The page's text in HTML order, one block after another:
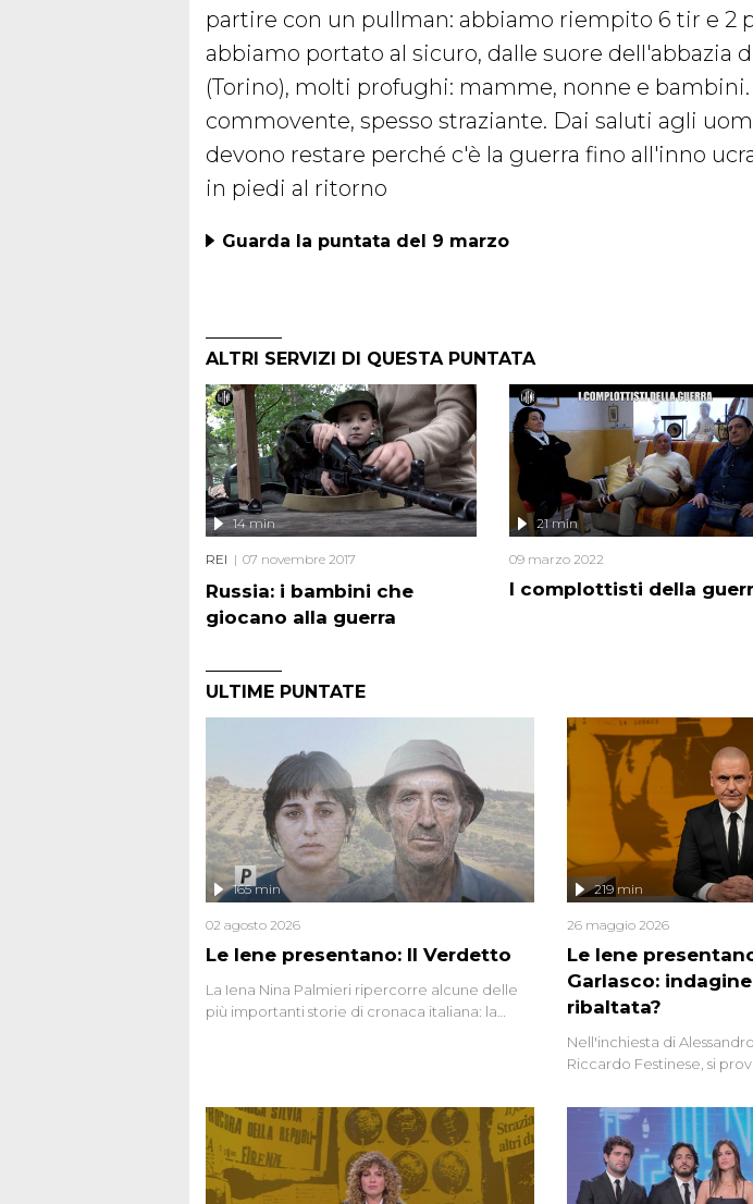
partire con un pullman: abbiamo riempito 6 tir e 2
abbiamo portato al sicuro, dalle suore dell'abbazia
(Torino), molti profughi: mamme, nonne e
commovente, spesso straziante. Dai saluti agli
devono restare perché c'è la guerra fino all'inno
in piedi al ritorno
Guarda la puntata del 9 marzo
ALTRI SERVIZI DI QUESTA PUNTATA
Russia: i bambini che
giocano alla guerra
14 min
REI 07 novembre 2017
I complottisti della
21 min
09 marzo 2022
ULTIME PUNTATE
Le Iene presentano: Il Verdetto
165 min
02 agosto 2026
La Iena Nina Palmieri ripercorre alcune delle
più importanti storie di cronaca italiana: la
Le Iene
Garlasco:
ribaltata?
219 min
26 maggio 2026
Nell'inchiesta di
Riccardo Festinese, si
continuano a emergere
vicende giudiziarie più
anni. Lo speciale
mettendo in fila
controversi e i